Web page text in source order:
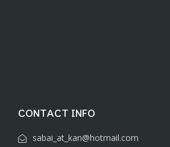
CONTACT INFO
sabai_at_kan@hotmail.com